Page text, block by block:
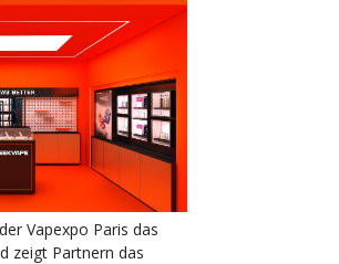
Vapexpo Paris das
zeigt Partnern das